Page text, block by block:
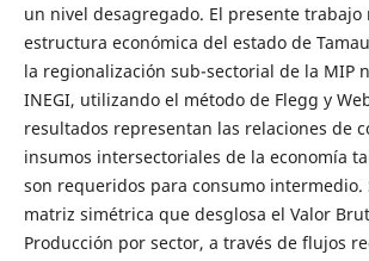
un nivel desagregado. El presente trabajo
estructura económica del estado de
la regionalización sub-sectorial de la MIP
INEGI, utilizando el método de Flegg y
resultados representan las relaciones de
insumos intersectoriales de la economía
son requeridos para consumo intermedio.
matriz simétrica que desglosa el Valor
Producción por sector, a través de flujos